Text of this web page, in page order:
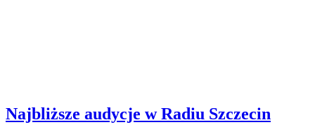
Najbliższe audycje w Radiu Szczecin